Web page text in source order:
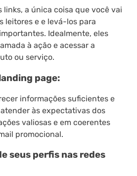
a única coisa que você vai
leitores e e levá-los para
Idealmente, eles
à ação e acessar a
ou serviço.
page:
informações suficientes e
às expectativas dos
valiosas e em coerentes
promocional.
seus perfis nas redes